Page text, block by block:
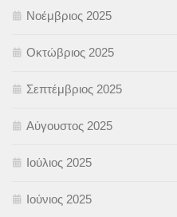
Νοέμβριος 2025
Οκτώβριος 2025
Σεπτέμβριος 2025
Αύγουστος 2025
Ιούλιος 2025
Ιούνιος 2025